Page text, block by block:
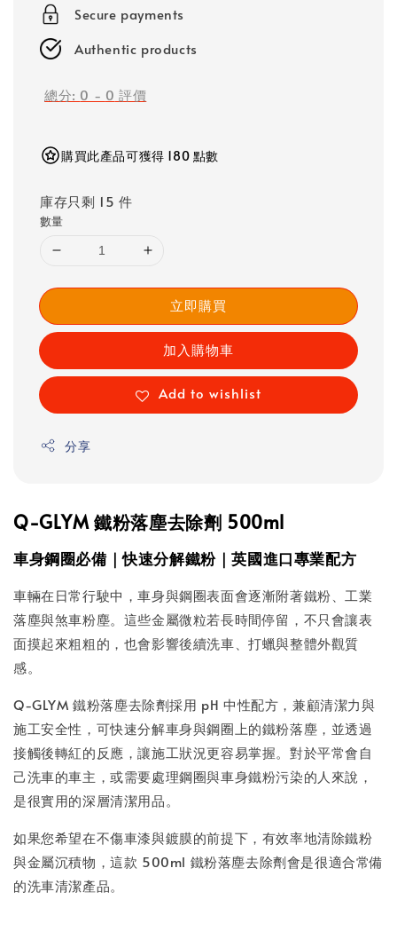
Secure payments
Authentic products
總分: 0 - 0 評價
購買此產品可獲得 180 點數
庫存只剩 15 件
數量
立即購買
加入購物車
Add to wishlist
分享
Q-GLYM 鐵粉落塵去除劑 500ml
車身鋼圈必備｜快速分解鐵粉｜英國進口專業配方
車輛在日常行駛中，車身與鋼圈表面會逐漸附著鐵粉、工業
落塵與煞車粉塵。這些金屬微粒若長時間停留，不只會讓表
面摸起來粗粗的，也會影響後續洗車、打蠟與整體外觀質
感。
Q-GLYM 鐵粉落塵去除劑採用 pH 中性配方，兼顧清潔力與
施工安全性，可快速分解車身與鋼圈上的鐵粉落塵，並透過
接觸後轉紅的反應，讓施工狀況更容易掌握。對於平常會自
己洗車的車主，或需要處理鋼圈與車身鐵粉污染的人來說，
是很實用的深層清潔用品。
如果您希望在不傷車漆與鍍膜的前提下，有效率地清除鐵粉
與金屬沉積物，這款 500ml 鐵粉落塵去除劑會是很適合常備
的洗車清潔產品。